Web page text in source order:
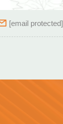
[email protected]